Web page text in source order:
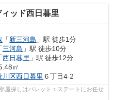
ッド西日暮里
「新三河島 」駅 徒歩1分
「三河島 」駅 徒歩10分
「西日暮里 」駅 徒歩12分
㎡
川区西日暮里 ６丁目4-2
屋探しはパレットエステートにお任せ